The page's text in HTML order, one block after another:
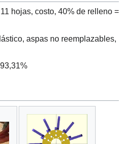
hojas, costo, 40% de relleno =
aspas no reemplazables,